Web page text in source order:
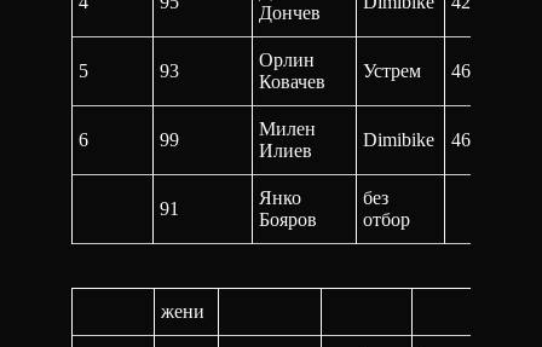
Дончев
5 93
Орлин
Ковачев
Устрем 46:59,0
6 99
Милен
Илиев
Dimibike 46:37,5
91
Янко
Бояров
без
отбор
жени